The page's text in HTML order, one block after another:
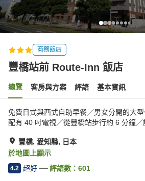
商務飯店
豐橋站前 Route-Inn 飯店
總覽 客房與方案 評語 基本資訊
免費日式與西式自助早餐／男女分開的大
配有 40 吋電視／從豐橋站步行約 6 分鐘
豐橋, 愛知縣, 日本
於地圖上顯示
4.2 超好 評語數： 601